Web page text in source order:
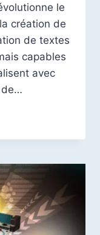
le
création de
de textes
capables
avec
de…